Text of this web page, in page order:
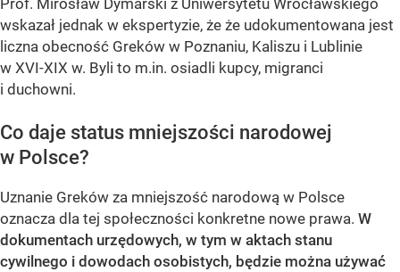
wskazał jednak w ekspertyzie, że że udokumentowana jest
liczna obecność Greków w Poznaniu, Kaliszu i Lublinie
w XVI-XIX w. Byli to m.in. osiadli kupcy, migranci
i duchowni.
Co daje status mniejszości narodowej
w Polsce?
Uznanie Greków za mniejszość narodową w Polsce
oznacza dla tej społeczności konkretne nowe prawa. W
dokumentach urzędowych, w tym w aktach stanu
cywilnego i dowodach osobistych, będzie można używać